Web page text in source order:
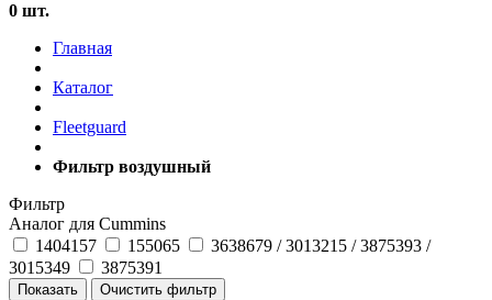
0 шт.
Главная
Каталог
Fleetguard
Фильтр воздушный
Фильтр
Аналог для Cummins
1404157
155065
3638679 / 3013215 / 3875393 /
3015349
3875391